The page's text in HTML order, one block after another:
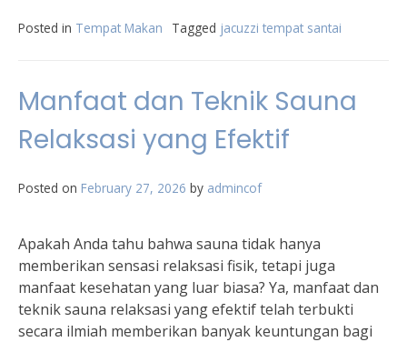
Posted in Tempat Makan Tagged jacuzzi tempat santai
Manfaat dan Teknik Sauna
Relaksasi yang Efektif
Posted on February 27, 2026 by admincof
Apakah Anda tahu bahwa sauna tidak hanya
memberikan sensasi relaksasi fisik, tetapi juga
manfaat kesehatan yang luar biasa? Ya, manfaat dan
teknik sauna relaksasi yang efektif telah terbukti
secara ilmiah memberikan banyak keuntungan bagi